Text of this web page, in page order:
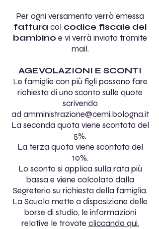
Per ogni versamento verrà emessa
fattura col codice fiscale del
bambino e vi verrà inviata tramite
mail.
AGEVOLAZIONI E SCONTI
Le famiglie con più figli possono fare
richiesta di uno sconto sulle quote
scrivendo
ad amministrazione@cemi.bologna.it
La seconda quota viene scontata del
5%.
La terza quota viene scontata del
10%.
Lo sconto si applica sulla rata più
bassa e viene calcolato dalla
Segreteria su richiesta della famiglia.
La Scuola mette a disposizione delle
borse di studio, le informazioni
relative le trovate cliccando qui.